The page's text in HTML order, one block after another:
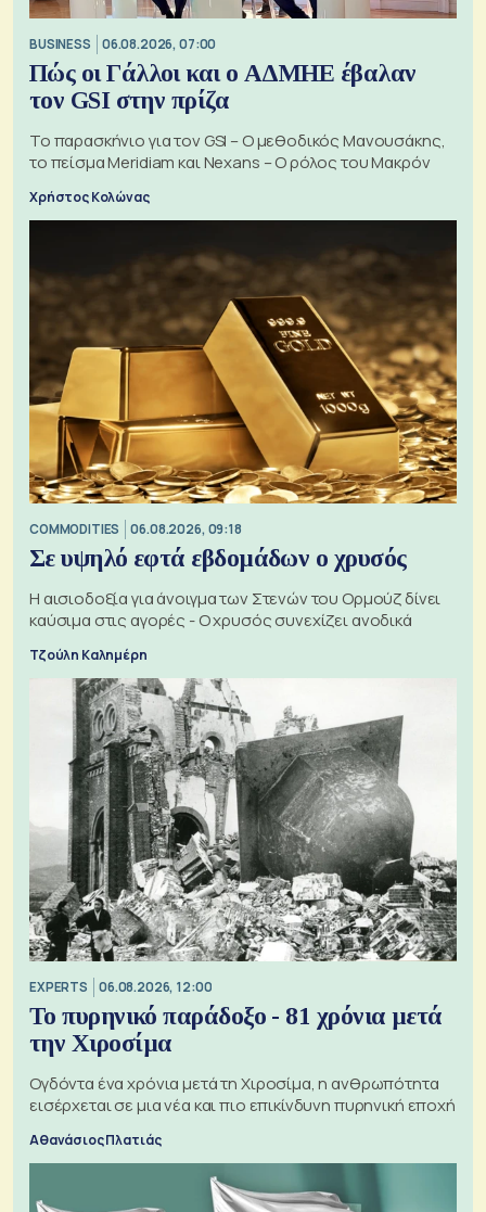
BUSINESS 06.08.2026, 07:00
Πώς οι Γάλλοι και ο ΑΔΜΗΕ έβαλαν
τον GSI στην πρίζα
Το παρασκήνιο για τον GSI – Ο μεθοδικός Μανουσάκης,
το πείσμα Meridiam και Nexans – Ο ρόλος του Μακρόν
Χρήστος Κολώνας
COMMODITIES 06.08.2026, 09:18
Σε υψηλό εφτά εβδομάδων ο χρυσός
Η αισιοδοξία για άνοιγμα των Στενών του Ορμούζ δίνει
καύσιμα στις αγορές - Ο χρυσός συνεχίζει ανοδικά
Τζούλη Καλημέρη
EXPERTS 06.08.2026, 12:00
Το πυρηνικό παράδοξο - 81 χρόνια μετά
την Χιροσίμα
Ογδόντα ένα χρόνια μετά τη Χιροσίμα, η ανθρωπότητα
εισέρχεται σε μια νέα και πιο επικίνδυνη πυρηνική εποχή
Αθανάσιος Πλατιάς